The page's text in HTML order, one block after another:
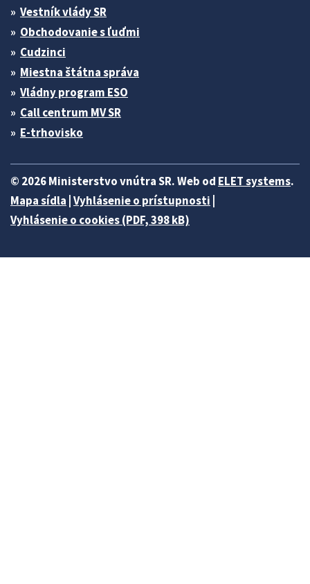
Vestník vlády SR
Obchodovanie s ľuďmi
Cudzinci
Miestna štátna správa
Vládny program ESO
Call centrum MV SR
E-trhovisko
© 2026 Ministerstvo vnútra SR. Web od ELET systems.
Mapa sídla |Vyhlásenie o prístupnosti |
Vyhlásenie o cookies (PDF, 398 kB)